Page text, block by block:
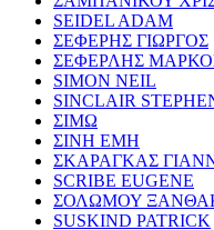
SEIDEL ADAM
ΣΕΦΕΡΗΣ ΓΙΩΡΓΟΣ
ΣΕΦΕΡΛΗΣ
SIMON NEIL
SINCLAIR
ΣΙΜΩ
ΣΙΝΗ ΕΜΗ
ΣΚΑΡΑΓΚΑΣ
SCRIBE EUGENE
ΣΟΛΩΜΟΥ
SUSKIND PATRICK